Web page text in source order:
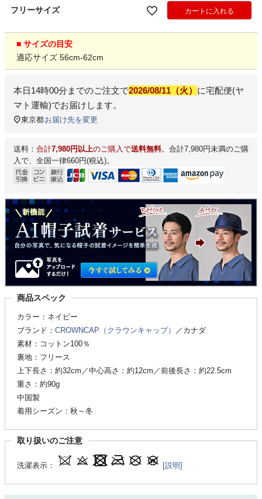
フリーサイズ カートに入れる
■ サイズの目安
適応サイズ 56cm-62cm
本日14時00分 までのご注文で2026/08/11（火） に宅配便(ヤ
マト運輸)でお届けします。
東京都お届け先を変更
送料： 合計7,980円以上のご購入で送料無料。合計7,980円未満のご購
入で、全国一律660円(税込)。
商品スペック
カラー：ネイビー
ブランド： CROWNCAP（クラウンキャップ）
／カナダ
素材：コットン100％
裏地：フリース
上下長さ：約32cm／中心高さ：約12cm／前後長さ：約22.5cm
重さ：約90g
中国製
着用シーズン：秋～冬
取り扱いのご注意
洗濯表示： [説明]